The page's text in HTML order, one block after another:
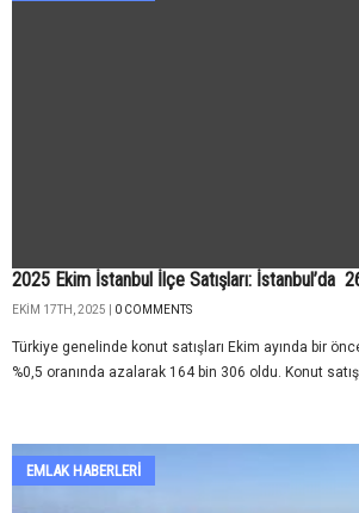
2025 Ekim İstanbul İlçe Satışları: İstanbul’da
EKIM 17TH, 2025 | 0 COMMENTS
Türkiye genelinde konut satışları Ekim ayında bir
%0,5 oranında azalarak 164 bin 306 oldu. Konut satış
EMLAK HABERLERI